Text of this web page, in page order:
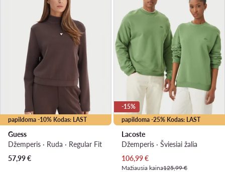
papildoma -10% Kodas: LAST
Guess
Džemperis · Ruda · Regular Fit
57,99€
papildoma -25% Kodas: LAST
-15%
Lacoste
Džemperis · Šviesiai žalia
Dabartinė kaina
106,99€
Mažiausia kaina125,99 €